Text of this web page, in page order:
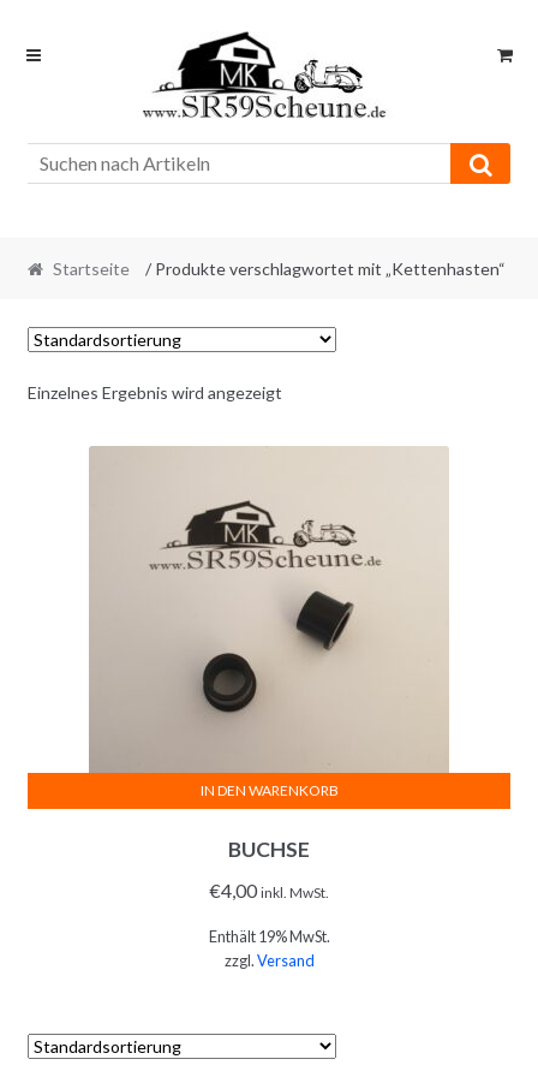
Skip
Skip
Startseite / Produkte verschlagwortet mit „Kettenhasten“
Einzelnes Ergebnis wird angezeigt
BUCHSE
€4,00 inkl. MwSt.
Enthält 19% MwSt.
zzgl.Versand
IN DEN WARENKORB